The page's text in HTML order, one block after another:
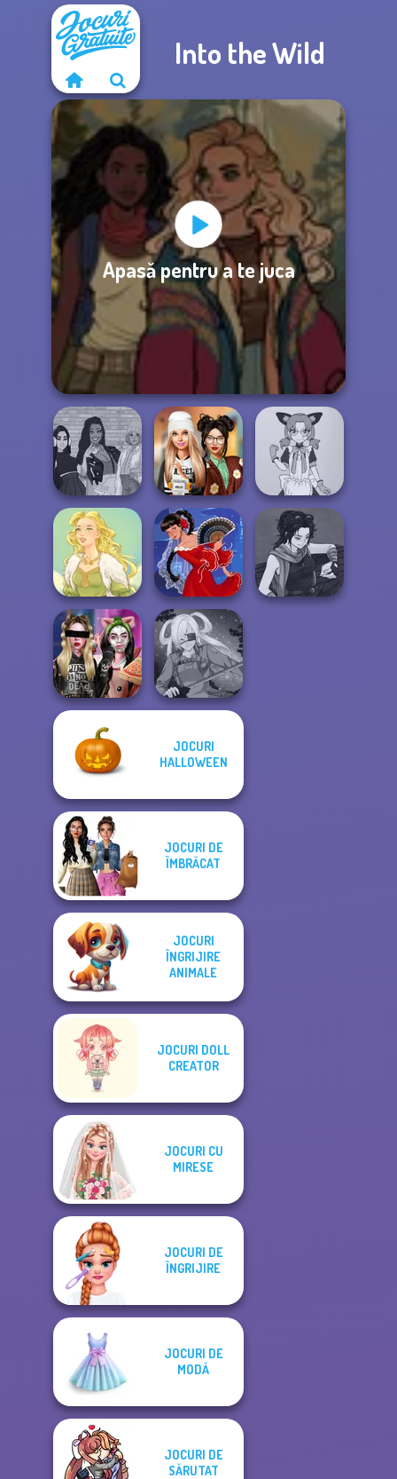
Into the Wild
Apasă pentru a te juca
The Fly Squad:
#squadgoals
Dress To Impress
Back To Schoo...
Tokyo Mew Mew
Creator
Goddess Freya Flamenco Dancer
Billie's Weekly
Planner
JOCURI
HALLOWEEN
JOCURI DE
ÎMBRĂCAT
JOCURI
ÎNGRIJIRE
ANIMALE
JOCURI DOLL
CREATOR
JOCURI CU
MIRESE
JOCURI DE
ÎNGRIJIRE
JOCURI DE
MODĂ
JOCURI DE
SĂRUTAT